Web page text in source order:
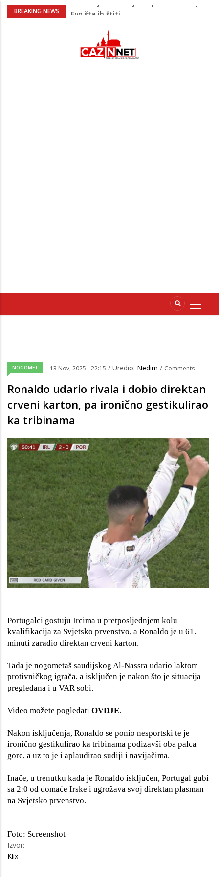
BREAKING NEWS
Krenuo u BiH sa 20 kilograma droge:
Juventus igra protiv Intera, Spaleti
razočarao navijače iz BiH
Užas: Uhapšen Italijan (45) kako
NOGOMET 13 Nov, 2025 - 22:15 / Uredio: Nedim / Comments
Ronaldo udario rivala i dobio direktan
crveni karton, pa ironično gestikulirao
ka tribinama
Portugalci gostuju Ircima u pretposljednjem kolu
kvalifikacija za Svjetsko prvenstvo, a Ronaldo je u 61.
minuti zaradio direktan crveni karton.
Tada je nogometaš saudijskog Al-Nassra udario laktom
protivničkog igrača, a isključen je nakon što je situacija
pregledana i u VAR sobi.
Video možete pogledati OVDJE.
Nakon isključenja, Ronaldo se ponio nesportski te je
ironično gestikulirao ka tribinama podizavši oba palca
gore, a uz to je i aplaudirao sudiji i navijačima.
Inače, u trenutku kada je Ronaldo isključen, Portugal gubi
sa 2:0 od domaće Irske i ugrožava svoj direktan plasman
na Svjetsko prvenstvo.
Foto: Screenshot
Izvor:
Klix